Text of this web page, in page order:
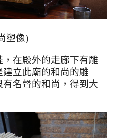
塑像)
，在殿外的走廊下有雕
建立此廟的和尚的雕
有名聲的和尚，得到大